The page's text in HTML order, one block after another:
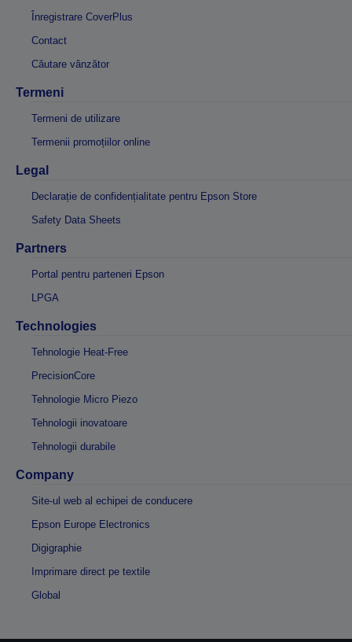
Înregistrare CoverPlus
Contact
Căutare vânzător
Termeni
Termeni de utilizare
Termenii promoțiilor online
Legal
Declarație de confidențialitate pentru Epson Store
Safety Data Sheets
Partners
Portal pentru parteneri Epson
LPGA
Technologies
Tehnologie Heat-Free
PrecisionCore
Tehnologie Micro Piezo
Tehnologii inovatoare
Tehnologii durabile
Company
Site-ul web al echipei de conducere
Epson Europe Electronics
Digigraphie
Imprimare direct pe textile
Global